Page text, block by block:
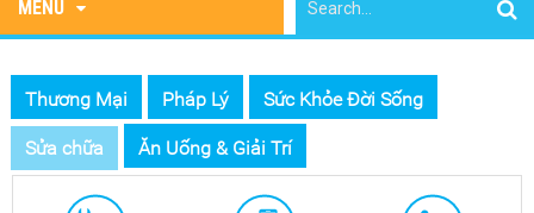
MENU
Thương Mại Pháp Lý Sức Khỏe Đời Sống
Sửa chữa Ăn Uống & Giải Trí